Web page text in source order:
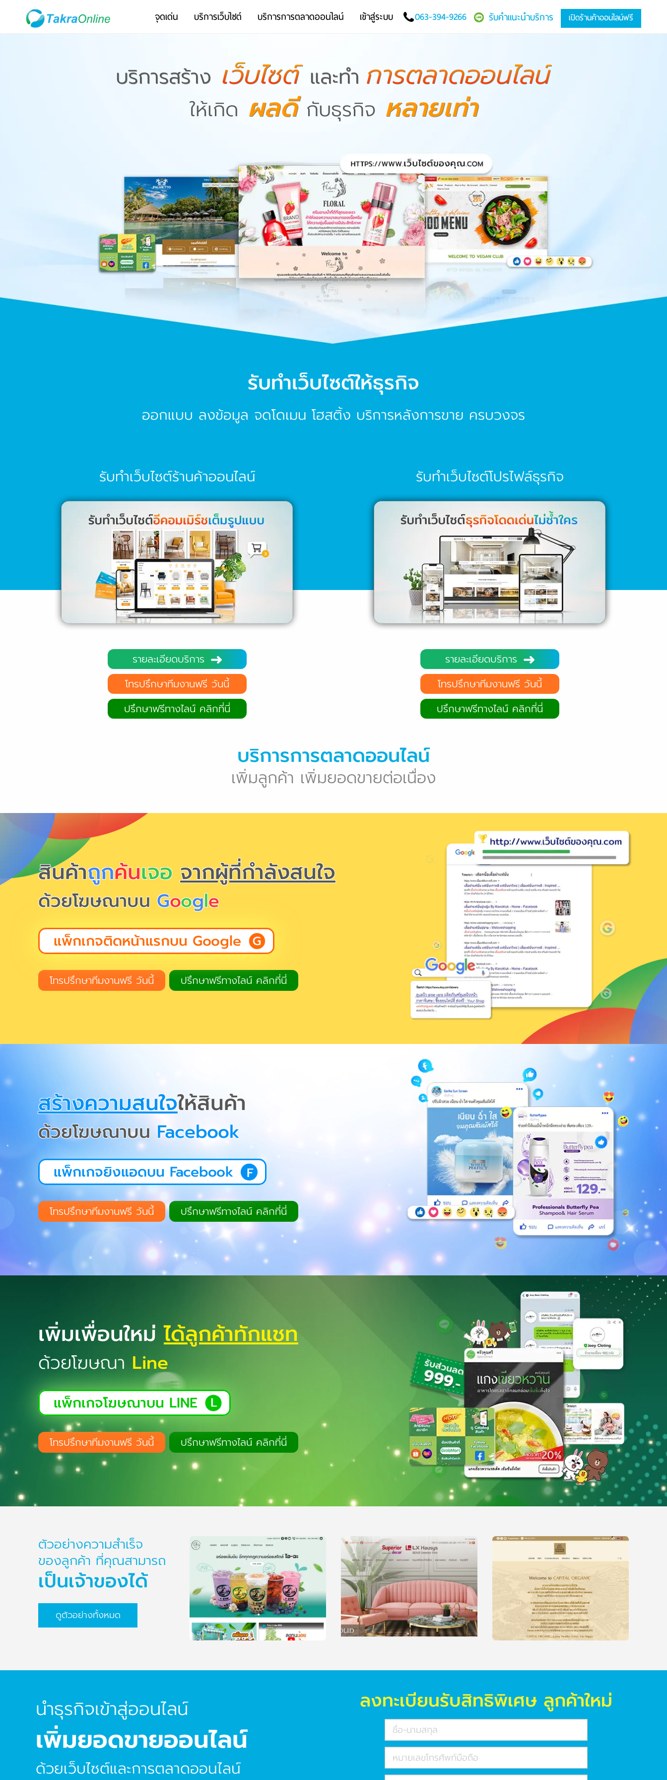
เปิดร้านค้าออนไลน์ฟรี
รับคำแนะนำบริการ
063-394-9266
จุดเด่น บริการเว็บไซต์ บริการการตลาดออนไลน์ เข้าสู่ระบบ
บริการสร้าง เว็บไซต์ และทำ การตลาดออนไลน์
ให้เกิด ผลดีกับธุรกิจ หลายเท่า
รับทำเว็บไซต์ให้ธุรกิจ
ออกแบบ ลงข้อมูล จดโดเมน โฮสติ้ง บริการหลังการขาย ครบวงจร
รับทำเว็บไซต์ร้านค้าออนไลน์
รายละเอียดบริการ
โทรปรึกษาทีมงานฟรี วันนี้
ปรึกษาฟรีทางไลน์ คลิกที่นี่
รับทำเว็บไซต์โปรไฟล์ธุรกิจ
รายละเอียดบริการ
โทรปรึกษาทีมงานฟรี วันนี้
ปรึกษาฟรีทางไลน์ คลิกที่นี่
บริการการตลาดออนไลน์
เพิ่มลูกค้า เพิ่มยอดขายต่อเนื่อง
สินค้าถูกค้นเจอ จากผู้ที่กำลังสนใจ
ด้วยโฆษณาบน Google
แพ็กเกจติดหน้าแรกบน Google
โทรปรึกษาทีมงานฟรี วันนี้ ปรึกษาฟรีทางไลน์ คลิกที่นี่
สร้างความสนใจให้สินค้า
ด้วยโฆษณาบนFacebook
แพ็กเกจยิงแอดบน Facebook
โทรปรึกษาทีมงานฟรี วันนี้ ปรึกษาฟรีทางไลน์ คลิกที่นี่
เพิ่มเพื่อนใหม่ได้ลูกค้าทักแชท
ด้วยโฆษณา Line
แพ็กเกจโฆษณาบน LINE
โทรปรึกษาทีมงานฟรี วันนี้ ปรึกษาฟรีทางไลน์ คลิกที่นี่
ตัวอย่างความสำเร็จ
ของลูกค้า ที่คุณสามารถ
เป็นเจ้าของได้
ดูตัวอย่างทั้งหมด
นำธุรกิจเข้าสู่ออนไลน์
เพิ่มยอดขายออนไลน์
ด้วยเว็บไซต์และการตลาดออนไลน์
ลงทะเบียนรับสิทธิพิเศษ ลูกค้าใหม่